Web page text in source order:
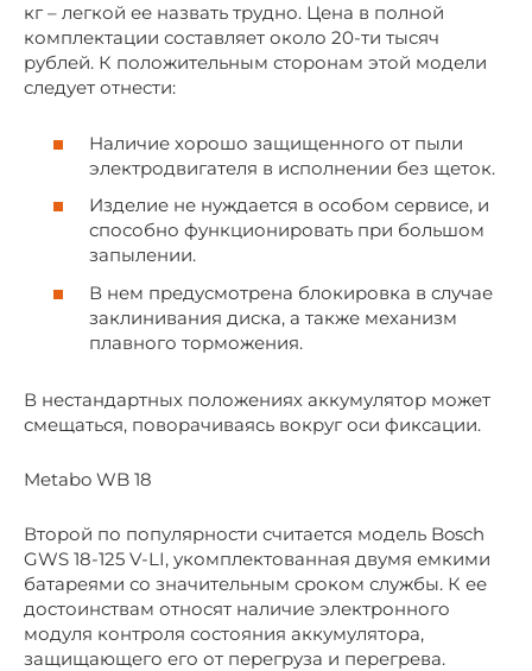
кг – легкой ее назвать трудно. Цена в полной
комплектации составляет около 20-ти тысяч
рублей. К положительным сторонам этой модели
следует отнести:
Наличие хорошо защищенного от пыли
электродвигателя в исполнении без щеток.
Изделие не нуждается в особом сервисе, и
способно функционировать при большом
запылении.
В нем предусмотрена блокировка в случае
заклинивания диска, а также механизм
плавного торможения.
В нестандартных положениях аккумулятор может
смещаться, поворачиваясь вокруг оси фиксации.
Metabo WB 18
Второй по популярности считается модель Bosch
GWS 18-125 V-LI, укомплектованная двумя емкими
батареями со значительным сроком службы. К ее
достоинствам относят наличие электронного
модуля контроля состояния аккумулятора,
защищающего его от перегруза и перегрева.